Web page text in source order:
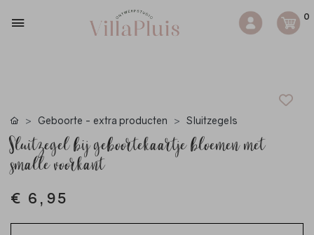
0
Geboorte - extra producten Sluitzegels
Sluitzegel bij geboortekaartje bloemen met
smalle voorkant
€ 6,95